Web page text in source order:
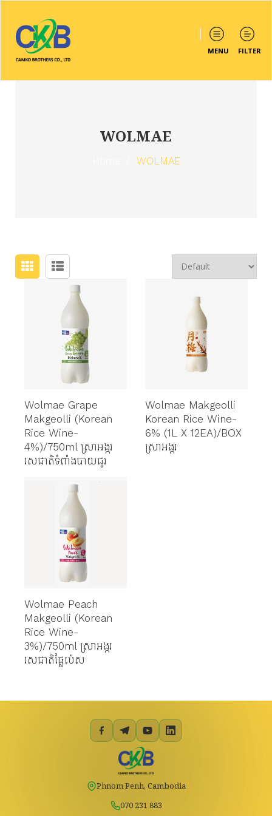
MENU FILTER
WOLMAE
WOLMAE
Wolmae​ Grape
Makgeolli (Korean
Rice Wine-
4%)/750ml ស្រាអង្ករ
រសជាតិទំពាំងបាយជូរ
Wolmae Makgeolli
Korean Rice Wine-
6% (1L X 12EA)/BOX
ស្រាអង្ករ
Wolmae​ Peach
Makgeolli (Korean
Rice Wine-
3%)/750ml ស្រាអង្ករ
រសជាតិផ្លែប៉េស
Phnom Penh, Cambodia
070 231 883